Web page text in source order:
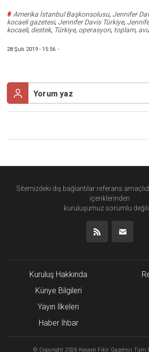
# Amerika İstanbul Başkonsolusu, Jennifer
kocaeli gazetesi, Jennifer Davis Türkiye,
kocaeli, destek, Türkiye, operasyon, toplam,
28 Şub 2019 - 15:56 -
Sitemizdeki dış bağlantılar referans
içeriklerinden
kuruluşumuz sorumlu
Kuruluş Hakkında
Künye Bilgileri
Yayın İlkeleri
Haber İhbar
© Copyright 2026 Kocaeli Fikir Gazetesi Tüm